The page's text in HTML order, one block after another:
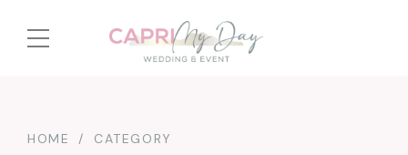
HOME CATEGORY